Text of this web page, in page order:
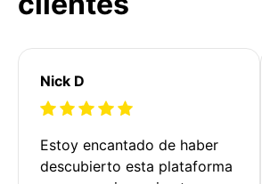
Nick D
Estoy encantado de haber
descubierto esta plataforma